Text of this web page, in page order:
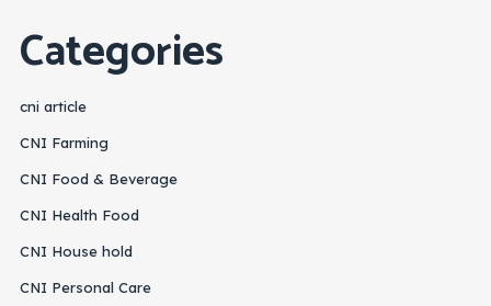
Categories
cni article
CNI Farming
CNI Food & Beverage
CNI Health Food
CNI House hold
CNI Personal Care